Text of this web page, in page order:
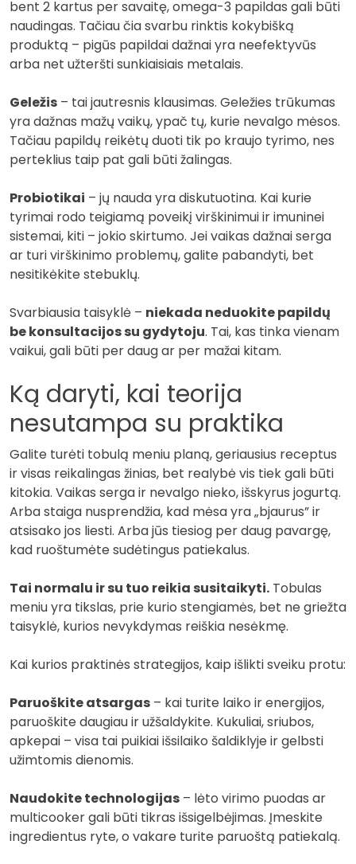
bent 2 kartus per savaitę, omega-3 papildas gali būti
naudingas. Tačiau čia svarbu rinktis kokybišką
produktą – pigūs papildai dažnai yra neefektyvūs
arba net užteršti sunkiaisiais metalais.
Geležis – tai jautresnis klausimas. Geležies trūkumas
yra dažnas mažų vaikų, ypač tų, kurie nevalgo mėsos.
Tačiau papildų reikėtų duoti tik po kraujo tyrimo, nes
perteklius taip pat gali būti žalingas.
Probiotikai – jų nauda yra diskutuotina. Kai kurie
tyrimai rodo teigiamą poveikį virškinimui ir imuninei
sistemai, kiti – jokio skirtumo. Jei vaikas dažnai serga
ar turi virškinimo problemų, galite pabandyti, bet
nesitikėkite stebuklų.
Svarbiausia taisyklė – niekada neduokite papildų
be konsultacijos su gydytoju. Tai, kas tinka vienam
vaikui, gali būti per daug ar per mažai kitam.
Ką daryti, kai teorija
nesutampa su praktika
Galite turėti tobulą meniu planą, geriausius receptus
ir visas reikalingas žinias, bet realybė vis tiek gali būti
kitokia. Vaikas serga ir nevalgo nieko, išskyrus jogurtą.
Arba staiga nusprendžia, kad mėsa yra „bjaurus” ir
atsisako jos liesti. Arba jūs tiesiog per daug pavargę,
kad ruoštumėte sudėtingus patiekalus.
Tai normalu ir su tuo reikia susitaikyti. Tobulas
meniu yra tikslas, prie kurio stengiamės, bet ne griežta
taisyklė, kurios nevykdymas reiškia nesėkmę.
Kai kurios praktinės strategijos, kaip išlikti sveiku protu:
Paruoškite atsargas – kai turite laiko ir energijos,
paruoškite daugiau ir užšaldykite. Kukuliai, sriubos,
apkepai – visa tai puikiai išsilaiko šaldiklyje ir gelbsti
užimtomis dienomis.
Naudokite technologijas – lėto virimo puodas ar
multicooker gali būti tikras išsigelbėjimas. Įmeskite
ingredientus ryte, o vakare turite paruoštą patiekalą.